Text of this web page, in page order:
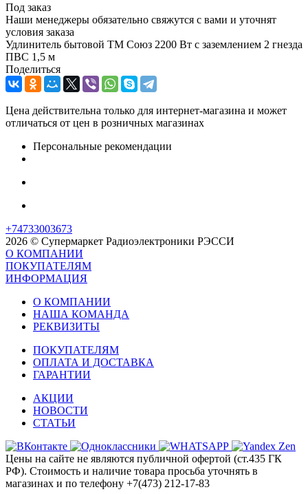
Под заказ
Наши менеджеры обязательно свяжутся с вами и уточнят
условия заказа
Удлинитель бытовой ТМ Союз 2200 Вт с заземлением 2 гнезда
ПВС 1,5 м
Поделиться
Цена действительна только для интернет-магазина и может
отличаться от цен в розничных магазинах
Персональные рекомендации
+74733003673
2026 © Супермаркет Радиоэлектроники РЭССИ
О КОМПАНИИ
ПОКУПАТЕЛЯМ
ИНФОРМАЦИЯ
О КОМПАНИИ
НАША КОМАНДА
РЕКВИЗИТЫ
ПОКУПАТЕЛЯМ
ОПЛАТА И ДОСТАВКА
ГАРАНТИИ
АКЦИИ
НОВОСТИ
СТАТЬИ
Цены на сайте не являются публичной офертой (ст.435 ГК
РФ). Стоимость и наличие товара просьба уточнять в
магазинах и по телефону +7(473) 212-17-83